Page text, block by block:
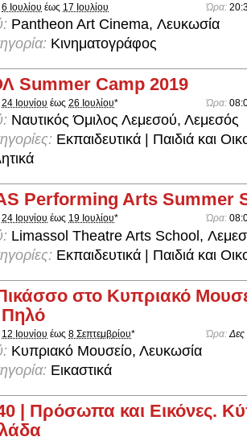
6 Ιουλίου έως 17 Ιουλίου Ώρα:
Pantheon Art Cinema, Λευκωσία
Κινηματογράφος
Summer Camp 2019
24 Ιουνίου έως 26 Ιουλίου* Ώρα:
Ναυτικός Όμιλος Λεμεσού, Λεμεσός
Εκπαιδευτικά | Παιδιά και
Performing Arts Summer
24 Ιουνίου έως 19 Ιουλίου* Ώρα:
Limassol Theatre Arts School,
Εκπαιδευτικά | Παιδιά και
στο Κυπριακό
12 Ιουνίου έως 8 Σεπτεμβρίου* Ώρα: Δες
Κυπριακό Μουσείο, Λευκωσία
Εικαστικά
| Πρόσωπα και Εικόνες.